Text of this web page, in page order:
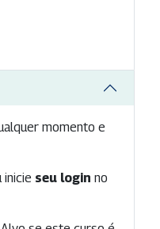
momento e
inicie seu login no